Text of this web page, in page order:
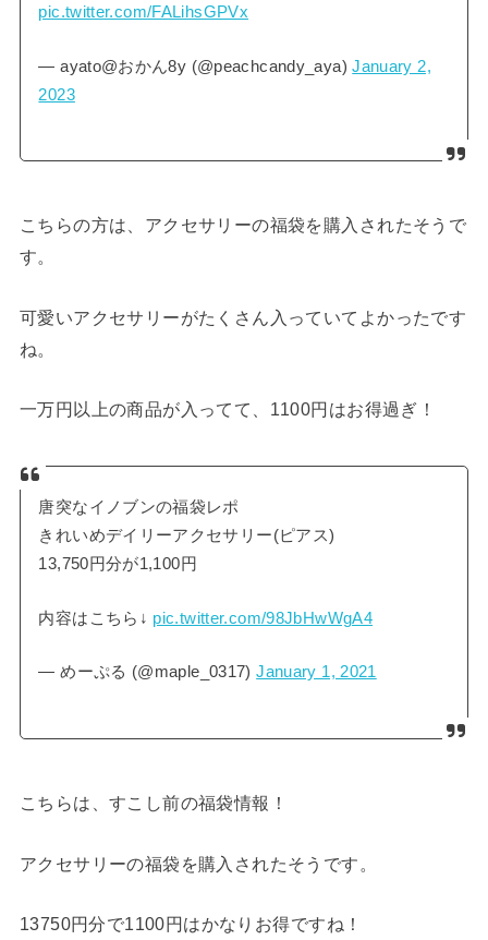
pic.twitter.com/FALihsGPVx
— ayato@おかん8y (@peachcandy_aya)January 2,
2023
こちらの方は、アクセサリーの福袋を購入されたそうで
す。
可愛いアクセサリーがたくさん入っていてよかったです
ね。
一万円以上の商品が入ってて、1100円はお得過ぎ！
唐突なイノブンの福袋レポ
きれいめデイリーアクセサリー(ピアス)
13,750円分が1,100円
内容はこちら↓ pic.twitter.com/98JbHwWgA4
— めーぷる (@maple_0317)January 1, 2021
こちらは、すこし前の福袋情報！
アクセサリーの福袋を購入されたそうです。
13750円分で1100円はかなりお得ですね！